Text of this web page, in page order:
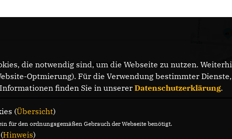
DATENSCHUTZ
die notwendig sind, um die Webseite zu nutzen.
Optmierung). Für die Verwendung bestimmter
finden Sie in unserer Datenschutzerklärung.
(Übersicht)
für den ordnungsgemäßen Gebrauch der Webseite benötigt.
Hinweis)